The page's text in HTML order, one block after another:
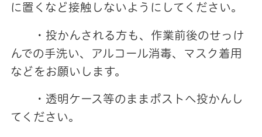
に置くなど接触しないようにしてください。
・投かんされる方も、作業前後のせっけ
んでの手洗い、アルコール消毒、マスク着用
などをお願いします。
・透明ケース等のままポストへ投かんし
てください。